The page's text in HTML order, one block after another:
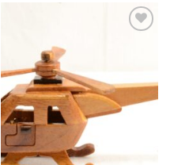
πολλαπλές
παραλλαγές.
Οι
επιλογές
μπορούν
να
επιλεγούν